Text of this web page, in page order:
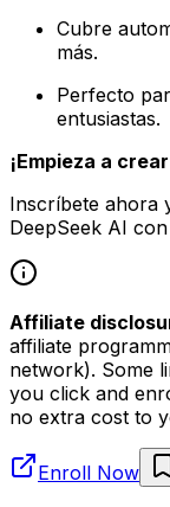
Cubre
más.
Perfecto
entusiastas.
¡Empieza a
Inscríbete ahora
DeepSeek AI
Affiliate
affiliate
network). Some
you click and
no extra cost to
Enroll Now